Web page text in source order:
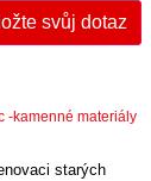
svůj dotaz
-kamenné materiály
starých